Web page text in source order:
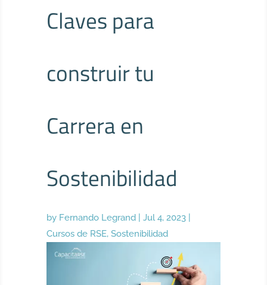
Claves para
construir tu
Carrera en
Sostenibilidad
by Fernando Legrand |Jul 4, 2023
Cursos de RSE,Sostenibilidad